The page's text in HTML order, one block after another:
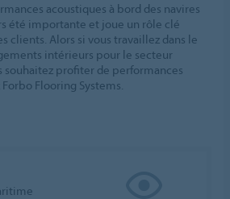
acoustiques à bord des navires
été importante et joue un rôle clé
clients. Alors si vous travaillez dans le
intérieurs pour le secteur
profiter de performances
Flooring Systems.